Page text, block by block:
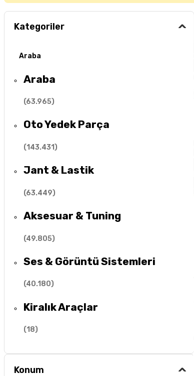
Kategoriler
Araba
Araba
(63.965)
Oto Yedek Parça
(143.431)
Jant & Lastik
(63.449)
Aksesuar & Tuning
(49.805)
Ses & Görüntü Sistemleri
(40.180)
Kiralık Araçlar
(18)
Konum